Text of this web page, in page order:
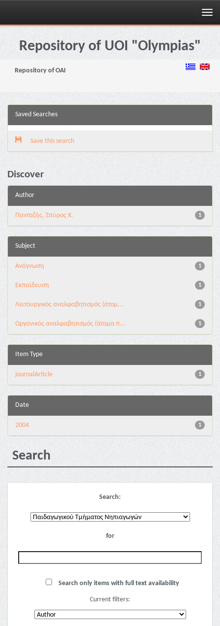
Skip
navigationRepository of UOI "Olympias"
Repository of OAI
Saved Searches
Save this search
Discover
Author
1
Πανταζής, Σπύρος Χ.
Subject
1
Ανάγνωση
1
Εκπαίδευση
1
Λειτουργικός αναλφαβητισμός (άτομ...
1
Οργανικός αναλφαβητισμός (άτομα π...
Item Type
1
journalArticle
Date
1
2004
Search
Search:
for
Search only items with full text availability
Current filters: